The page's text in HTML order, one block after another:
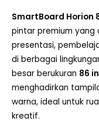
SmartBoard Horion
pintar premium yang
presentasi,
di berbagai
besar berukuran 86
menghadirkan
warna, ideal untuk
kreatif.